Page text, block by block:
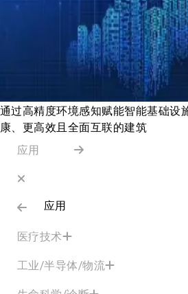
通过高精度环境感知赋能智能基础设
康、更高效且全面互联的建筑
应用
应用
医疗技术
工业/半导体/物流